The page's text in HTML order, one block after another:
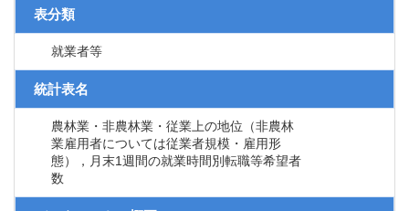
表分類
就業者等
統計表名
農林業・非農林業・従業上の地位（非農林
業雇用者については従業者規模・雇用形
態），月末1週間の就業時間別転職等希望者
数